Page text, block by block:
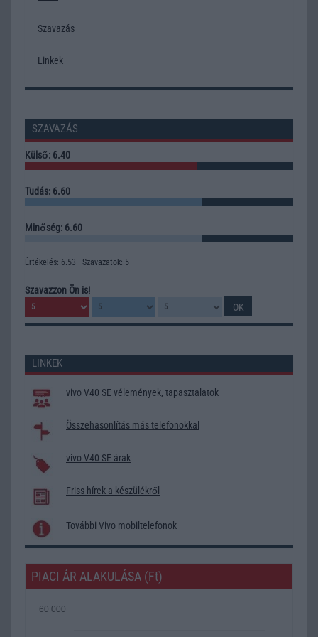
Szavazás
Linkek
SZAVAZÁS
Külső: 6.40
Tudás: 6.60
Minőség: 6.60
Értékelés: 6.53 | Szavazatok: 5
Szavazzon Ön is!
LINKEK
vivo V40 SE vélemények, tapasztalatok
Összehasonlítás más telefonokkal
vivo V40 SE árak
Friss hírek a készülékről
További Vivo mobiltelefonok
PIACI ÁR ALAKULÁSA (Ft)
60 000